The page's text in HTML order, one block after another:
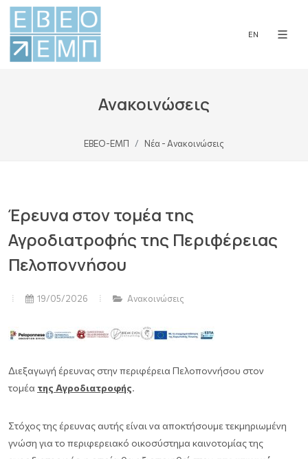
EN
Ανακοινώσεις
ΕΒΕΟ-ΕΜΠ Νέα - Ανακοινώσεις
Έρευνα στον τομέα της
Αγροδιατροφής της Περιφέρειας
Πελοποννήσου
19/05/2026 Ανακοινώσεις
Διεξαγωγή έρευνας στην περιφέρεια Πελοποννήσου στον
τομέα της Αγροδιατροφής.
Στόχος της έρευνας αυτής είναι να αποκτήσουμε τεκμηριωμένη
γνώση για το περιφερειακό οικοσύστημα καινοτομίας της